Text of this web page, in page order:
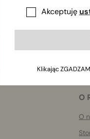
O
O
Akceptuję
Klikając